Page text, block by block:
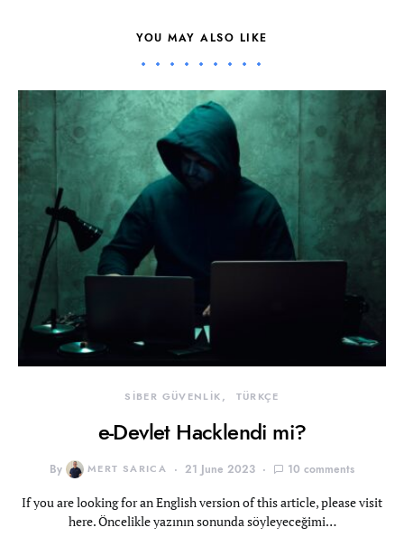
YOU MAY ALSO LIKE
SİBER GÜVENLİK TÜRKÇE
e-Devlet Hacklendi mi?
By MERT SARICA 21 June 2023 10 comments
If you are looking for an English version of this article, please visit
here. Öncelikle yazının sonunda söyleyeceğimi…